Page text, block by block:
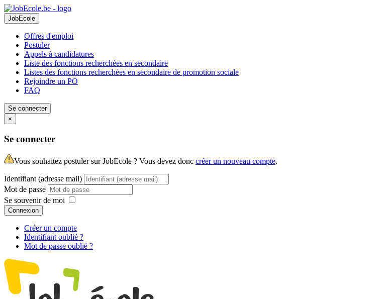
JobEcole
Offres d'emploi
Postuler
Appels à candidatures
Liste des fonctions recherchées en secondaire
Listes des fonctions recherchées en secondaire de promotion sociale
Rejoindre un PO
FAQ
Se connecter
×
Se connecter
Vous souhaitez postuler sur JobEcole ? Vous devez donc créer un nouveau compte.
Identifiant (adresse mail)
Mot de passe
Se souvenir de moi
Connexion
Créer un compte
Identifiant oublié ?
Mot de passe oublié ?